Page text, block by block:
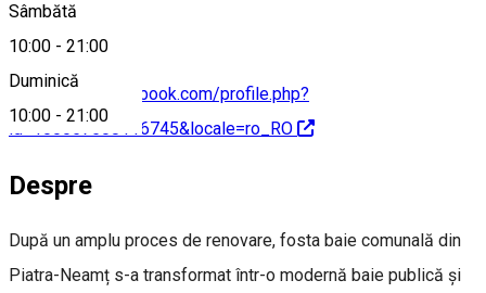
Sâmbătă
10:00 - 21:00
Duminică
10:00 - 21:00
https://www.facebook.com/profile.php?
id=100057508116745&locale=ro_RO
Despre
După un amplu proces de renovare, fosta baie comunală din
Piatra-Neamț s-a transformat într-o modernă baie publică și